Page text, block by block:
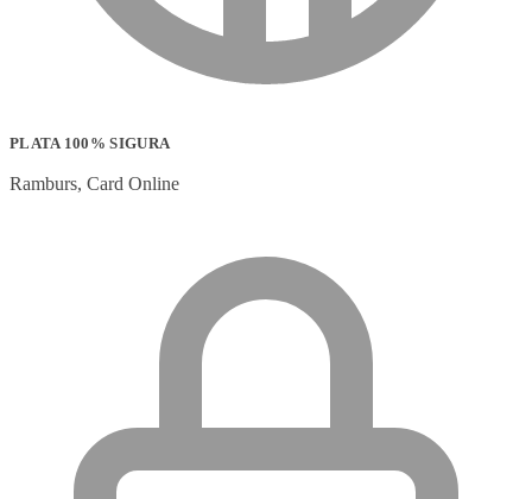
PLATA 100% SIGURA
Ramburs, Card Online